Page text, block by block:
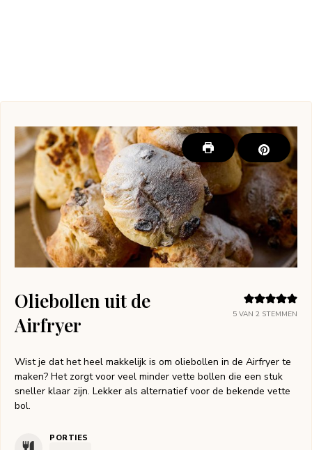
5 VAN 2 STEMMEN
Oliebollen uit de
Airfryer
Wist je dat het heel makkelijk is om oliebollen in de Airfryer te
maken? Het zorgt voor veel minder vette bollen die een stuk
sneller klaar zijn. Lekker als alternatief voor de bekende vette
bol.
PORTIES